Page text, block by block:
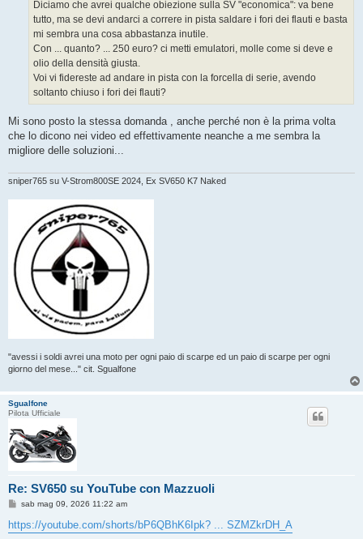
Diciamo che avrei qualche obiezione sulla SV "economica": va bene
tutto, ma se devi andarci a correre in pista saldare i fori dei flauti e basta
mi sembra una cosa abbastanza inutile.
Con ... quanto? ... 250 euro? ci metti emulatori, molle come si deve e
olio della densità giusta.
Voi vi fidereste ad andare in pista con la forcella di serie, avendo
soltanto chiuso i fori dei flauti?
Mi sono posto la stessa domanda , anche perché non è la prima volta
che lo dicono nei video ed effettivamente neanche a me sembra la
migliore delle soluzioni...
sniper765 su V-Strom800SE 2024, Ex SV650 K7 Naked
"avessi i soldi avrei una moto per ogni paio di scarpe ed un paio di scarpe per ogni
giorno del mese..." cit. Sgualfone
Sgualfone
Pilota Ufficiale
Re: SV650 su YouTube con Mazzuoli
M
s
s
sab mag 09, 2026 11:22 am
https://youtube.com/shorts/bP6QBhK6Ipk? ... SZMZkrDH_A